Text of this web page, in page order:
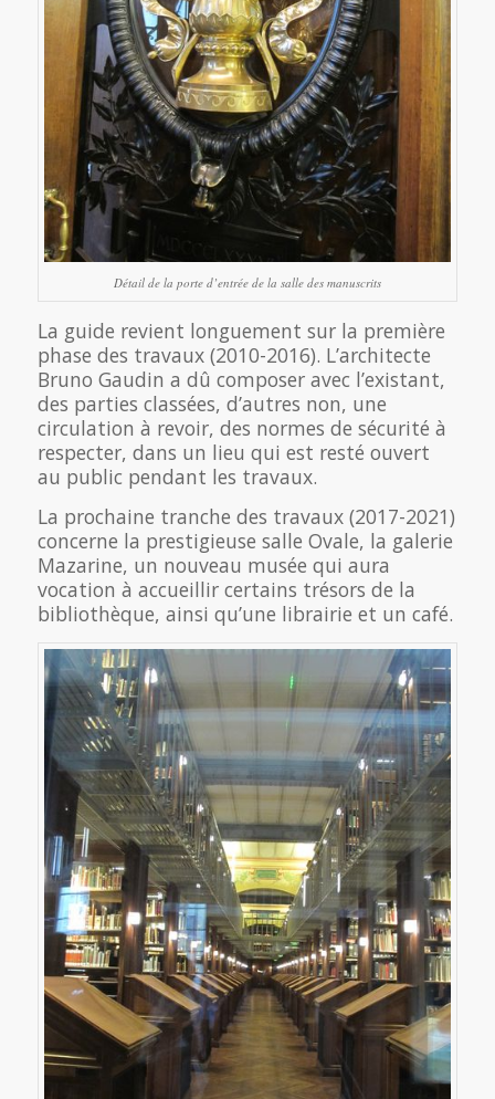
Détail de la porte d’entrée de la salle des manuscrits
La guide revient longuement sur la première
phase des travaux (2010-2016). L’architecte
Bruno Gaudin a dû composer avec l’existant,
des parties classées, d’autres non, une
circulation à revoir, des normes de sécurité à
respecter, dans un lieu qui est resté ouvert
au public pendant les travaux.
La prochaine tranche des travaux (2017-2021)
concerne la prestigieuse salle Ovale, la galerie
Mazarine, un nouveau musée qui aura
vocation à accueillir certains trésors de la
bibliothèque, ainsi qu’une librairie et un café.